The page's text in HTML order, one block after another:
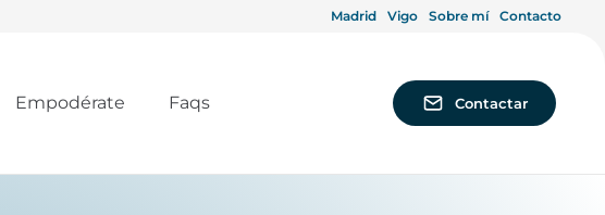
Madrid Vigo Sobre mí Contacto
Empodérate Faqs Contactar